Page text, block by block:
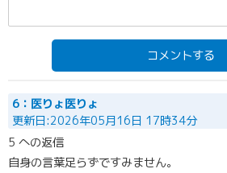
コメントする
6：医りょ医りょ
更新日:2026年05月16日 17時34分
5 への返信
自身の言葉足らずですみません。